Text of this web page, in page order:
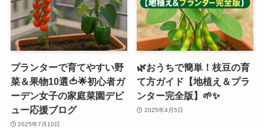
プランターで育てやすい野
菜＆果物10選🍅🌟初心者ガ
ーデン女子の家庭菜園デビ
ュー応援ブログ
2025年7月10日
🌿おうちで簡単！枝豆の育
て方ガイド【地植え＆プラ
ンター完全版】🌱✨
2025年4月5日